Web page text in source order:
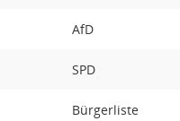
AfD
SPD
Bürgerliste